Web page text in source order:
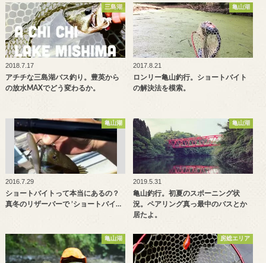
三島湖
2018.7.17
アチチな三島湖バス釣り。豊英から
の放水MAXでどう変わるか。
亀山湖
2017.8.21
ロンリー亀山釣行。ショートバイト
の解決法を模索。
亀山湖
2016.7.29
ショートバイトって本当にあるの？
真冬のリザーバーで ’ショートバイ…
亀山湖
2019.5.31
亀山釣行。初夏のスポーニング状
況。ペアリング真っ最中のバスとか
居たよ。
亀山湖 房総エリア